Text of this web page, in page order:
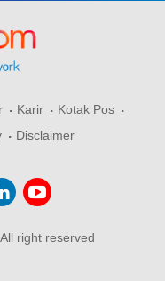
Karir
Kotak Pos
Disclaimer
right reserved